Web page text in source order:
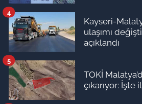
Kayseri-
ulaşımı
açıklandı
4
TOKİ
çıkarıyor:
5